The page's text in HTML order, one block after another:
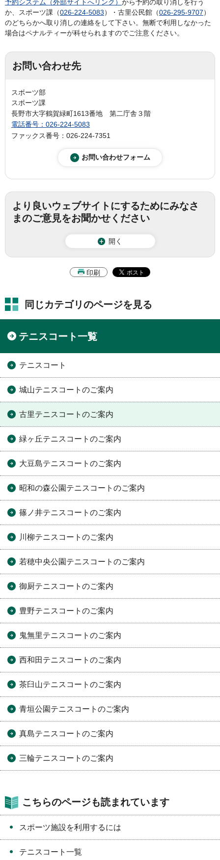
予約システム（外部サイトへリンク） から予約の取り消しを行う
か、スポーツ課（026-224-5083）・古里公民館（026-295-9707）
のどちらかへ取り消しの連絡をして下さい。無断で利用しなかった
場合はペナルティーが科せられますのでご注意ください。
お問い合わせ先
スポーツ部
スポーツ課
長野市大字鶴賀緑町1613番地 第二庁舎３階
電話番号：026-224-5083
ファックス番号：026-224-7351
より良いウェブサイトにするためにみなさ
まのご意見をお聞かせください
開く
印刷
同じカテゴリのページを見る
テニスコート一覧
テニスコート
城山テニスコートのご案内
古里テニスコートのご案内
緑ヶ丘テニスコートのご案内
大豆島テニスコートのご案内
昭和の森公園テニスコートのご案内
篠ノ井テニスコートのご案内
川柳テニスコートのご案内
若穂中央公園テニスコートのご案内
御厨テニスコートのご案内
豊野テニスコートのご案内
鬼無里テニスコートのご案内
西和田テニスコートのご案内
茶臼山テニスコートのご案内
青垣公園テニスコートのご案内
真島テニスコートのご案内
三輪テニスコートのご案内
こちらのページも読まれています
スポーツ施設を利用するには
テニスコート一覧